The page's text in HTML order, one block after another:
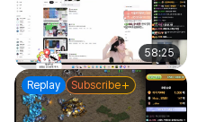
58:25
Replay Subscribe